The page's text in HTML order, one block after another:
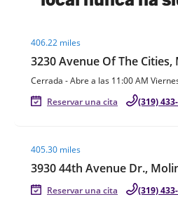
406.22 miles
3230 Avenue Of The Cities,
Cerrada -Abre a las 11:00 AM
Reservar una cita
(319)
405.30 miles
3930 44th Avenue Dr.,
Reservar una cita (319)